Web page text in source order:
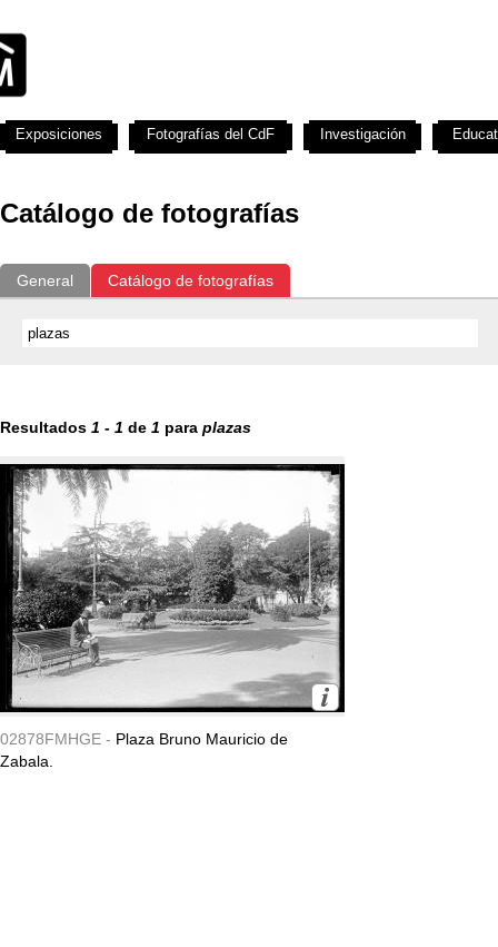
Catálogo de fotografías
General Catálogo de fotografías
Resultados 1 - 1 de 1 para plazas
02878FMHGE - Plaza Bruno Mauricio de
Zabala.
Exposiciones Fotografías del CdF Investigación